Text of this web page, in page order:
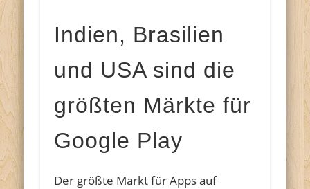
Indien, Brasilien
und USA sind die
größten Märkte für
Google Play
Der größte Markt für Apps auf